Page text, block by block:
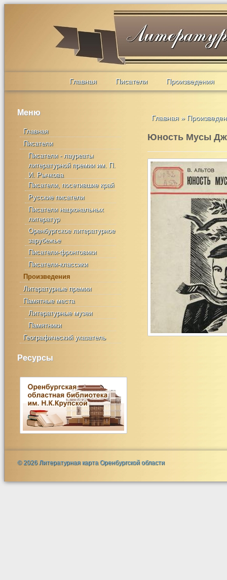
Главная Писатели Произведения
Меню
Главная
Писатели
Писатели - лауреаты
литературной премии им. П.
И. Рычкова
Писатели, посетившие край
Русские писатели
Писатели национальных
литератур
Оренбургское литературное
зарубежье
Писатели-фронтовики
Писатели-классики
Произведения
Литературные премии
Памятные места
Литературные музеи
Памятники
Географический указатель
Ресурсы
Главная »
Юность Мусы
© 2026 Литературная карта Оренбургской области